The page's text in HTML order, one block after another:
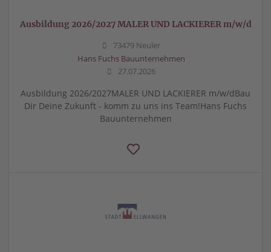
Ausbildung 2026/2027 MALER UND LACKIERER m/w/d
73479 Neuler
Hans Fuchs Bauunternehmen
27.07.2026
Ausbildung 2026/2027MALER UND LACKIERER m/w/dBau
Dir Deine Zukunft - komm zu uns ins Team!Hans Fuchs
Bauunternehmen